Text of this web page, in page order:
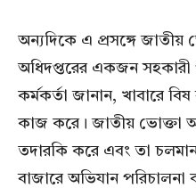
অন্যদিকে এ প্রসঙ্গে জাতীয়
অধিদপ্তরের একজন সহকারী
কর্মকর্তা জানান, খাবারে
কাজ করে। জাতীয় ভোক্তা
তদারকি করে এবং তা
বাজারে অভিযান